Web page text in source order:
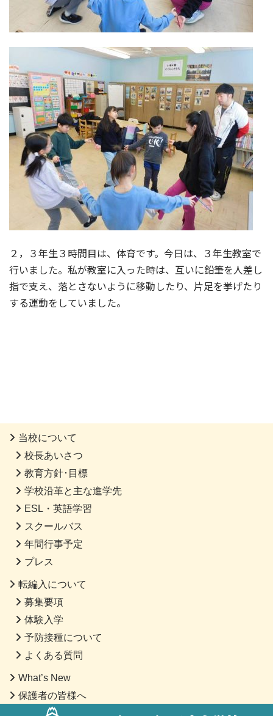
２，３年生３時間目は、体育です。今日は、３年生教室で
行いました。私が教室に入った時は、互いに鉛筆を人差し
指で支え、落とさないように移動したり、片足を挙げたり
する運動をしていました。
当校について
校長あいさつ
教育方針･目標
学校沿革と主な進学先
ESL・英語学習
スクールバス
年間行事予定
プレス
転編入について
募集要項
体験入学
予防接種について
よくある質問
What’s New
保護者の皆様へ